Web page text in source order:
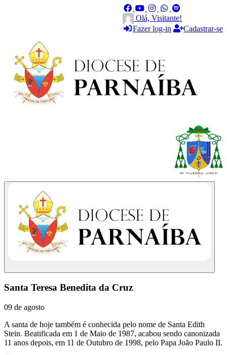
Olá, Visitante!
Fazer log-in
Cadastrar-se
Santa Teresa Benedita da Cruz
09 de agosto
A santa de hoje também é conhecida pelo nome de Santa Edith
Stein. Beatificada em 1 de Maio de 1987, acabou sendo canonizada
11 anos depois, em 11 de Outubro de 1998, pelo Papa João Paulo II.